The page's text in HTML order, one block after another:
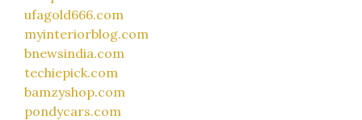
ufagold666.com
myinteriorblog.com
bnewsindia.com
techiepick.com
bamzyshop.com
pondycars.com